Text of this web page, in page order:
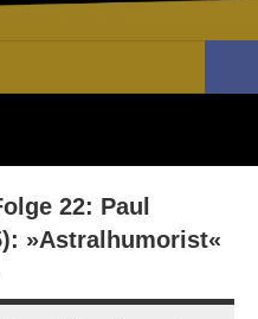
22: Paul
»Astralhumorist«